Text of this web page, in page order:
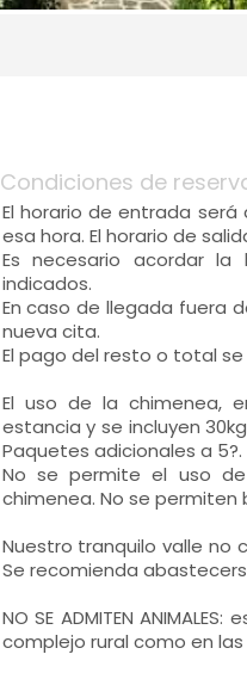
Condiciones de
El horario de entrada
esa hora. El horario de
Es necesario acordar
indicados.
En caso de llegada fuera
nueva cita.
El pago del resto o total
El uso de la chimenea,
estancia y se incluyen
Paquetes adicionales a 5?.
No se permite el uso
chimenea. No se permiten
Nuestro tranquilo valle no
Se recomienda
NO SE ADMITEN
complejo rural como en las